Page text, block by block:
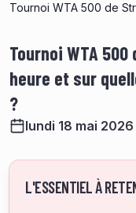
Tournoi WTA 500 de
Tournoi WTA
heure et sur
?
lundi 18 mai
L'ESSENTIEL À